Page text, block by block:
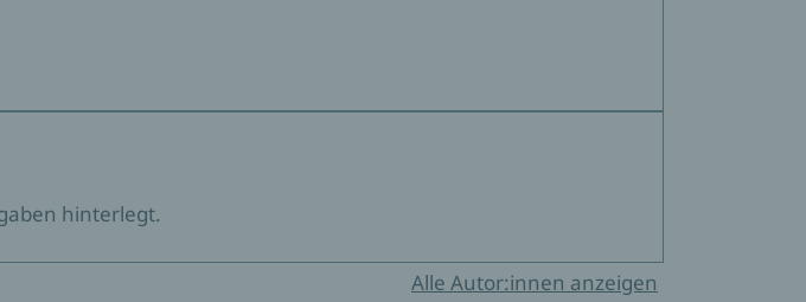
hinterlegt.
Alle Autor:innen anzeigen